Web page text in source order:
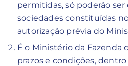
permitidas, só poderão ser
sociedades constituídas
autorização prévia do
É o Ministério da Fazenda
prazos e condições, dentro